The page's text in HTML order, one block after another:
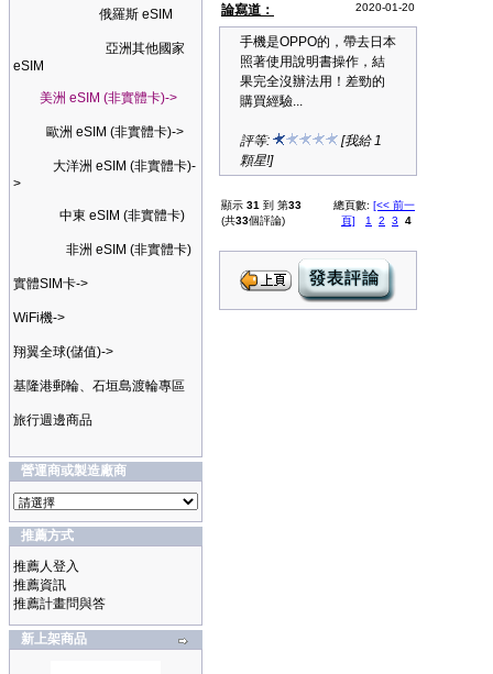
俄羅斯 eSIM
亞洲其他國家
eSIM
美洲 eSIM (非實體卡)->
歐洲 eSIM (非實體卡)->
大洋洲 eSIM (非實體卡)-
>
中東 eSIM (非實體卡)
非洲 eSIM (非實體卡)
實體SIM卡->
WiFi機->
翔翼全球(儲值)->
基隆港郵輪、石垣島渡輪專區
旅行週邊商品
營運商或製造廠商
推薦方式
推薦人登入
推薦資訊
推薦計畫問與答
新上架商品
論寫道：
2020-01-20
手機是OPPO的，帶去日本
照著使用說明書操作，結
果完全沒辦法用！差勁的
購買經驗...
評等:
[我給 1
顆星!]
顯示 31 到 第33
(共33個評論)
總頁數: [<< 前一
頁]
1 2 3 4